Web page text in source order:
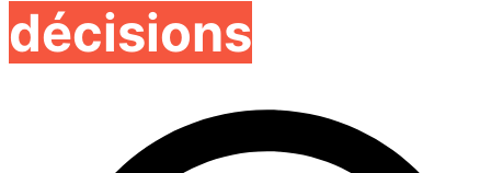
décisions